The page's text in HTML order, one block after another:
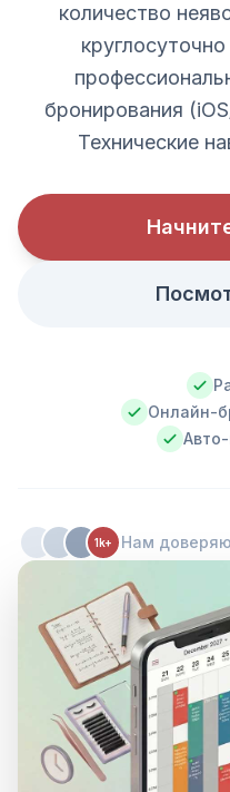
количество
бронирования
Технические
Онлайн-
1k+ Нам